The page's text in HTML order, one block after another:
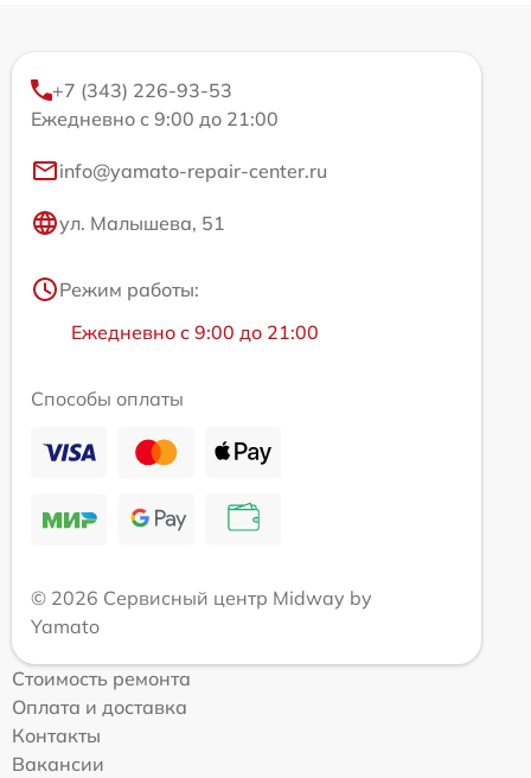
+7 (343) 226-93-53
Ежедневно с 9:00 до 21:00
info@yamato-repair-center.ru
ул. Малышева, 51
Режим работы:
Ежедневно с 9:00 до 21:00
Способы оплаты
© 2026 Сервисный центр Midway by
Yamato
Стоимость ремонта
Оплата и доставка
Контакты
Вакансии